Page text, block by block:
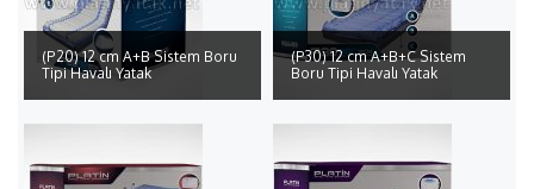
(P20) 12 cm A+B Sistem Boru
Tipi Havalı Yatak
(P30) 12 cm A+B+C Sistem
Boru Tipi Havalı Yatak